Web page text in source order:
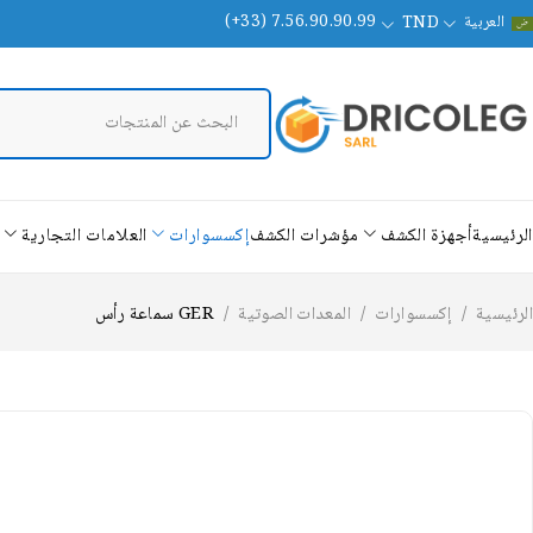
العربية TND
(+33) 7.56.90.90.99
الرئيسيةأجهزة الكشف مؤشرات الكشفإكسسوارات العلامات التجارية
الرئيسية / إكسسوارات / المعدات الصوتية / GER سماعة رأس